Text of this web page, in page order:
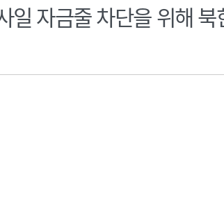
일 자금줄 차단을 위해